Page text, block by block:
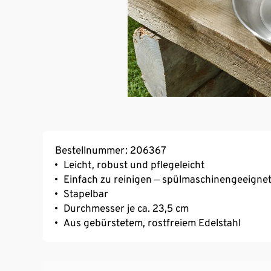
Bestellnummer: 206367
Leicht, robust und pflegeleicht
Einfach zu reinigen ‒ spülmaschinengeeignet
Stapelbar
Durchmesser je ca. 23,5 cm
Aus gebürstetem, rostfreiem Edelstahl